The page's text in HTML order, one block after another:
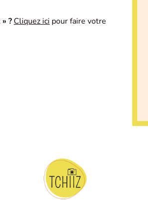
? Cliquez ici pour faire votre